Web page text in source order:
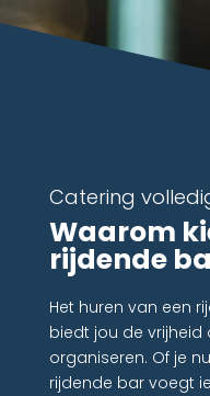
Catering
Waarom
rijdende
Het huren van een
biedt jou de
organiseren. Of je
rijdende bar voegt